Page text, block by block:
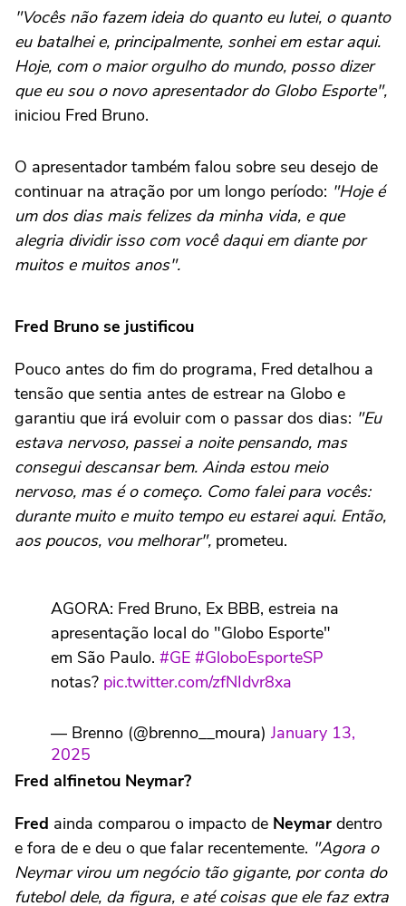
"Vocês não fazem ideia do quanto eu lutei, o quanto
eu batalhei e, principalmente, sonhei em estar aqui.
Hoje, com o maior orgulho do mundo, posso dizer
que eu sou o novo apresentador do Globo Esporte",
iniciou Fred Bruno.
O apresentador também falou sobre seu desejo de
continuar na atração por um longo período: "Hoje é
um dos dias mais felizes da minha vida, e que
alegria dividir isso com você daqui em diante por
muitos e muitos anos".
Fred Bruno se justificou
Pouco antes do fim do programa, Fred detalhou a
tensão que sentia antes de estrear na Globo e
garantiu que irá evoluir com o passar dos dias: "Eu
estava nervoso, passei a noite pensando, mas
consegui descansar bem. Ainda estou meio
nervoso, mas é o começo. Como falei para vocês:
durante muito e muito tempo eu estarei aqui. Então,
aos poucos, vou melhorar", prometeu.
AGORA: Fred Bruno, Ex BBB, estreia na
apresentação local do "Globo Esporte"
em São Paulo. #GE #GloboEsporteSP
notas? pic.twitter.com/zfNIdvr8xa
— Brenno (@brenno__moura) January 13,
2025
Fred alfinetou Neymar?
Fred ainda comparou o impacto de Neymar dentro
e fora de e deu o que falar recentemente. "Agora o
Neymar virou um negócio tão gigante, por conta do
futebol dele, da figura, e até coisas que ele faz extra